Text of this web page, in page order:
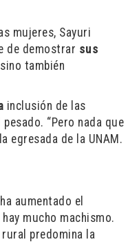
mujeres, Sayuri
de demostrar sus
también
inclusión de las
“Pero nada que
egresada de la UNAM.
aumentado el
mucho machismo.
predomina la